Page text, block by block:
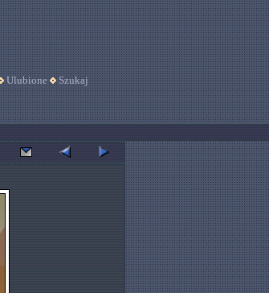
Ulubione Szukaj